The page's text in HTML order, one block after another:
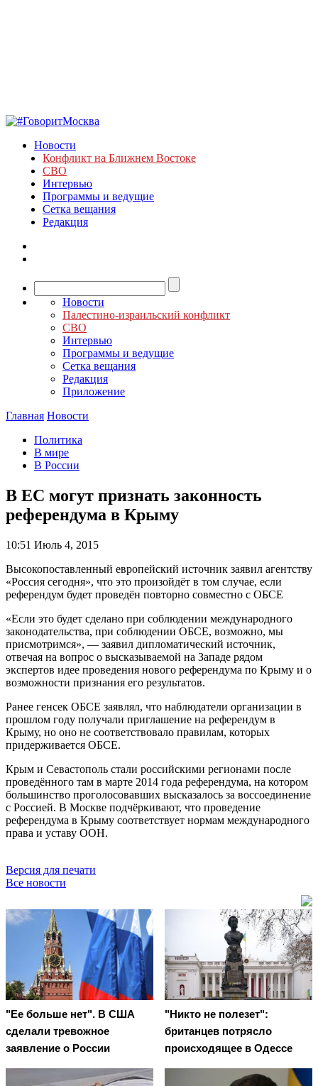
Новости
Конфликт на Ближнем Востоке
СВО
Интервью
Программы и ведущие
Сетка вещания
Редакция
Новости
Палестино-израильский конфликт
СВО
Интервью
Программы и ведущие
Сетка вещания
Редакция
Приложение
Главная Новости
Политика
В мире
В России
В ЕС могут признать законность
референдума в Крыму
10:51 Июль 4, 2015
Высокопоставленный европейский источник заявил агентству
«Россия сегодня», что это произойдёт в том случае, если
референдум будет проведён повторно совместно с ОБСЕ
«Если это будет сделано при соблюдении международного
законодательства, при соблюдении ОБСЕ, возможно, мы
присмотримся», — заявил дипломатический источник,
отвечая на вопрос о высказываемой на Западе рядом
экспертов идее проведения нового референдума по Крыму и о
возможности признания его результатов.
Ранее генсек ОБСЕ заявлял, что наблюдатели организации в
прошлом году получали приглашение на референдум в
Крыму, но оно не соответствовало правилам, которых
придерживается ОБСЕ.
Крым и Севастополь стали российскими регионами после
проведённого там в марте 2014 года референдума, на котором
большинство проголосовавших высказалось за воссоединение
с Россией. В Москве подчёркивают, что проведение
референдума в Крыму соответствует нормам международного
права и уставу ООН.
Версия для печати
Все новости
"Ее больше нет". В США
сделали тревожное
заявление о России
"Никто не полезет":
британцев потрясло
происходящее в Одессе